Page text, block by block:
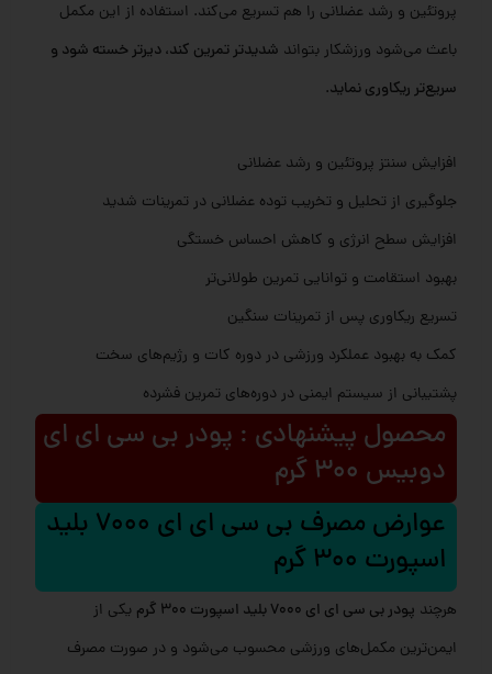
پروتئین و رشد عضلانی را هم تسریع می‌کند. استفاده از این مکمل
باعث می‌شود ورزشکار بتواند شدیدتر تمرین کند، دیرتر خسته شود و
سریع‌تر ریکاوری نماید.
افزایش سنتز پروتئین و رشد عضلانی
جلوگیری از تحلیل و تخریب توده عضلانی در تمرینات شدید
افزایش سطح انرژی و کاهش احساس خستگی
بهبود استقامت و توانایی تمرین طولانی‌تر
تسریع ریکاوری پس از تمرینات سنگین
کمک به بهبود عملکرد ورزشی در دوره کات و رژیم‌های سخت
پشتیبانی از سیستم ایمنی در دوره‌های تمرین فشرده
محصول پیشنهادی : پودر بی سی ای ای
دوبیس 300 گرم
عوارض مصرف بی سی ای ای 7000 بلید
اسپورت 300 گرم
هرچند پودر بی سی ای ای 7000 بلید اسپورت 300 گرم
یکی از
ایمن‌ترین مکمل‌های ورزشی محسوب می‌شود و در صورت مصرف